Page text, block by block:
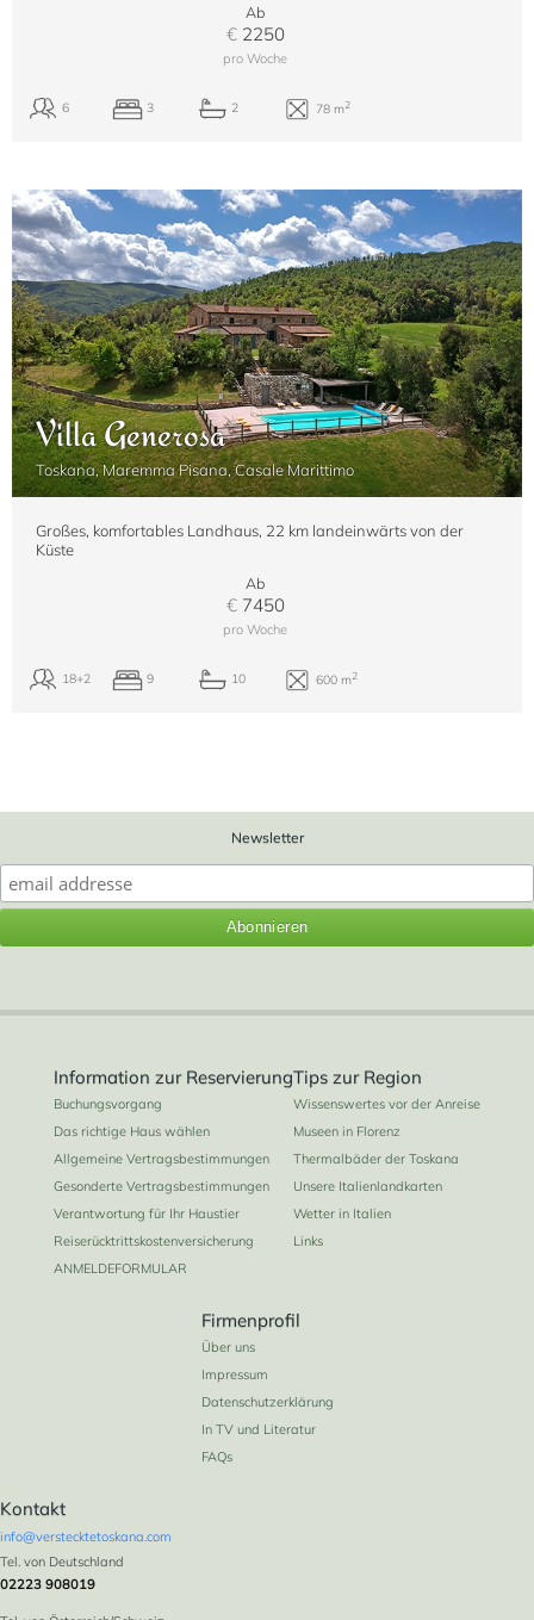
4/4 2/2
Ab
€2250
pro Woche
Villa Generosa
Toskana, Maremma Pisana, Casale Marittimo
Großes, komfortables Landhaus, 22 km landeinwärts von der
Küste
Ab
€7450
pro Woche
Newsletter
Information zur Reservierung
Buchungsvorgang
Das richtige Haus wählen
Allgemeine Vertragsbestimmungen
Gesonderte Vertragsbestimmungen
Verantwortung für Ihr Haustier
Reiserücktrittskostenversicherung
ANMELDEFORMULAR
Tips zur Region
Wissenswertes vor der Anreise
Museen in Florenz
Thermalbäder der Toskana
Unsere Italienlandkarten
Wetter in Italien
Links
Firmenprofil
Über uns
Impressum
Datenschutzerklärung
In TV und Literatur
FAQs
Kontakt
info@verstecktetoskana.com
Tel. von Deutschland
02223 908019